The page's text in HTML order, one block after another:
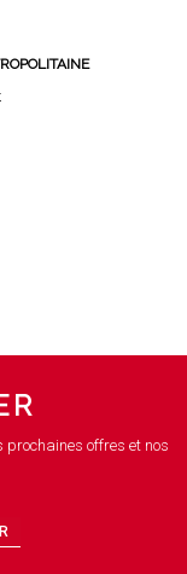
prochaines offres et nos